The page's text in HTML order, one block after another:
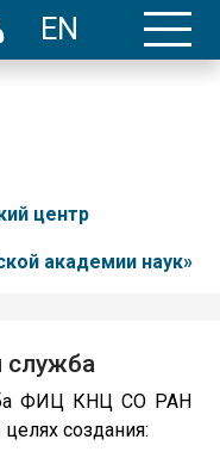
EN
центр
академии наук»
служба
ФИЦ КНЦ СО РАН
создания: